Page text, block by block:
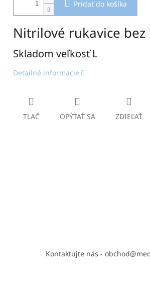
Pridať do košíka
Nitrilové rukavice
Skladom veľkosť L
Detailné informácie
TLAČ OPÝTAŤ SA ZDIEĽAŤ
Kontaktujte nás -